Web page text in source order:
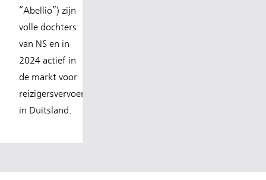
“Abellio”) zijn
volle dochters
van NS en in
2024 actief in
de markt voor
reizigersvervoer
in Duitsland.